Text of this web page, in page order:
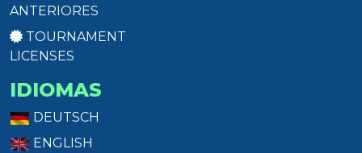
ANTERIORES
TOURNAMENT
LICENSES
IDIOMAS
DEUTSCH
ENGLISH